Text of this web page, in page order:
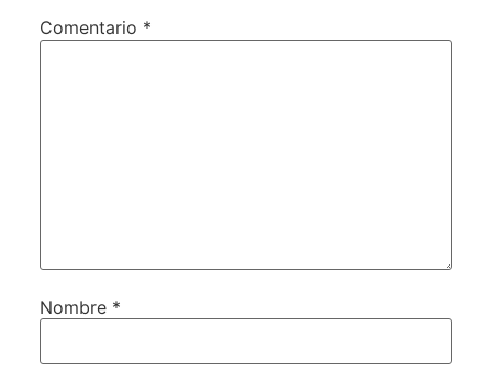
Comentario *
Nombre *